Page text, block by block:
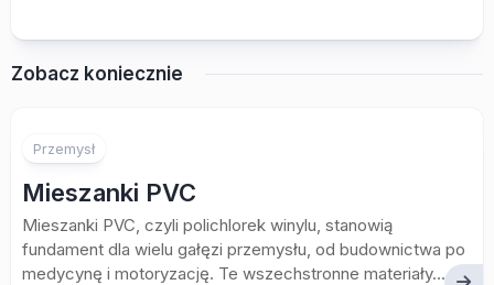
Zobacz koniecznie
Przemysł
Mieszanki PVC
Mieszanki PVC, czyli polichlorek winylu, stanowią
fundament dla wielu gałęzi przemysłu, od budownictwa po
medycynę i motoryzację. Te wszechstronne materiały...